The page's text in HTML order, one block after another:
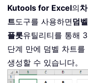
Kutools for Excel의차
트도구를 사용하면덤벨
플롯유틸리티를 통해 3
단계 만에 덤벨 차트를
생성할 수 있습니다。